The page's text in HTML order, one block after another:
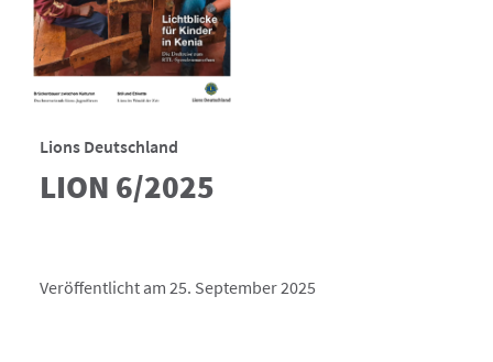
Lions Deutschland
LION 6/2025
Veröffentlicht am 25. September 2025